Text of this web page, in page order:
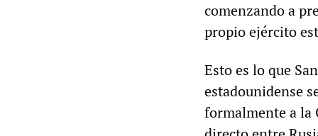
comenzando a
propio ejército
Esto es lo que
estadounidense
formalmente a la